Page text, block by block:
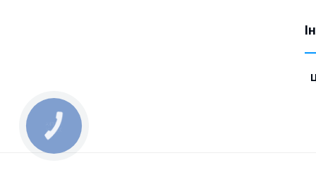
КНОПКА
ЗВ'ЯЗКУ